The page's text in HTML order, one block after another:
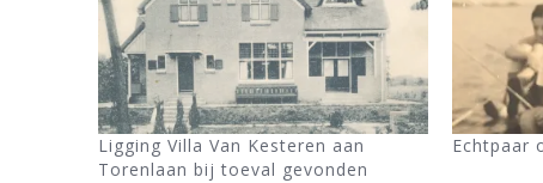
Ligging Villa Van Kesteren aan
Torenlaan bij toeval gevonden
Echtpaar